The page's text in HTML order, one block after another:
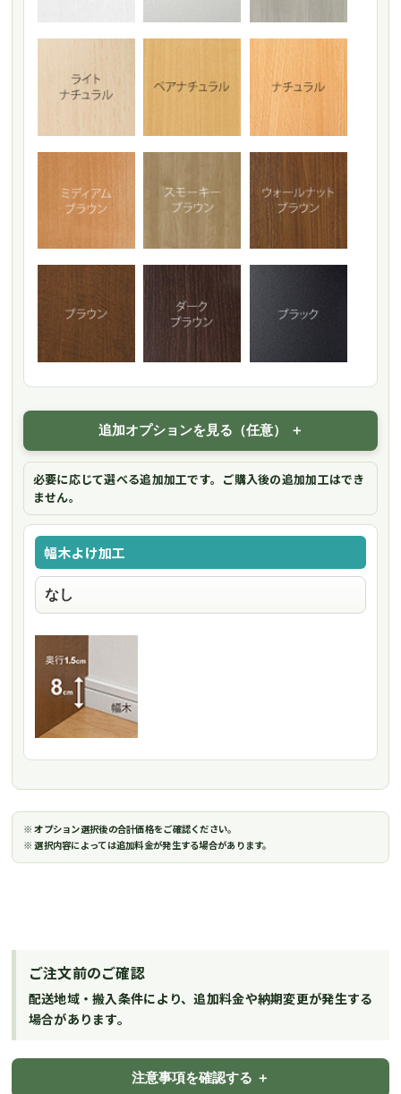
追加オプションを見る（任意）
必要に応じて選べる追加加工です。ご購入後の追加加工はでき
ません。
幅木よけ加工
※ オプション選択後の合計価格をご確認ください。
※ 選択内容によっては追加料金が発生する場合があります。
ご注文前のご確認
配送地域・搬入条件により、追加料金や納期変更が発生する
場合があります。
注意事項を確認する